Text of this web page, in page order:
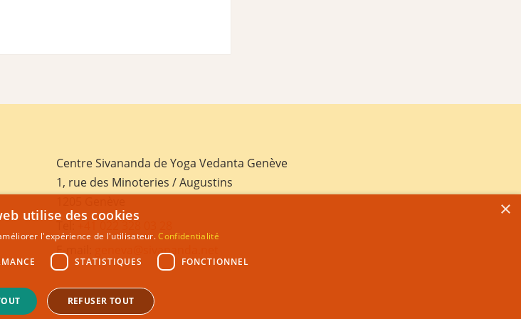
Centre Sivananda de Yoga Vedanta Genève
1, rue des Minoteries / Augustins
E-mail:
geneva@sivananda.net
×
utilise des cookies
l'expérience de l'utilisateur.Confidentialité
STATISTIQUES FONCTIONNEL
REFUSER TOUT